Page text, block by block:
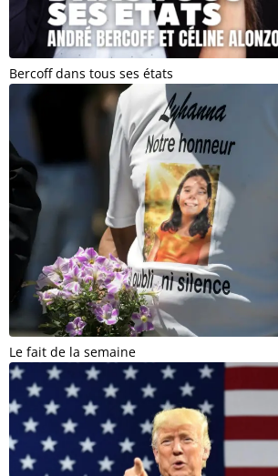
Bercoff dans tous ses états
Le fait de la semaine